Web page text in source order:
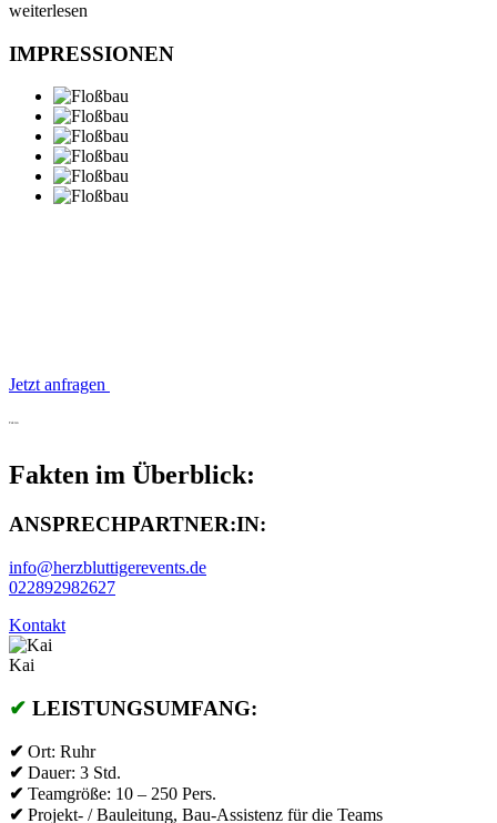
weiterlesen
IMPRESSIONEN
Jetzt anfragen
Fakten
Fakten im Überblick:
ANSPRECHPARTNER:IN:
info@herzbluttigerevents.de
022892982627
Kontakt
Kai
✔ LEISTUNGSUMFANG:
✔ Ort: Ruhr
✔ Dauer: 3 Std.
✔ Teamgröße: 10 – 250 Pers.
✔ Projekt- / Bauleitung, Bau-Assistenz für die Teams